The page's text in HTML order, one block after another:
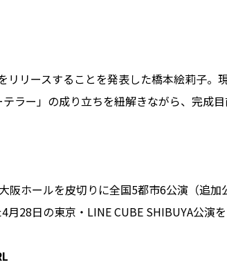
リリースすることを発表した橋本絵莉子。
ラー」の成り立ちを紐解きながら、完成
阪ホールを皮切りに全国5都市6公演（追加
月28日の東京・LINE CUBE SHIBUYA公演を